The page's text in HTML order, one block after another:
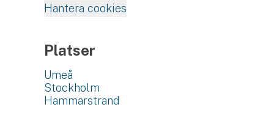
Hantera cookies
Platser
Umeå
Stockholm
Hammarstrand